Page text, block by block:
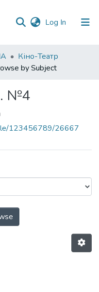
Log In (current)
Кіно-Театр
by Subject
№4
123456789/26667
2015. №4 by